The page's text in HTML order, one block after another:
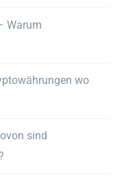
Warum
wo
sind